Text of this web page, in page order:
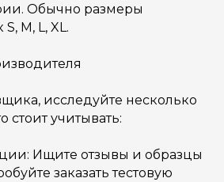
Обычно размеры
M, L, XL.
исследуйте несколько
стоит учитывать:
Ищите отзывы и образцы
заказать тестовую